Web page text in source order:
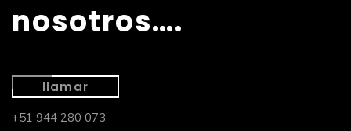
nosotros….
llamar
+51 944 280 073